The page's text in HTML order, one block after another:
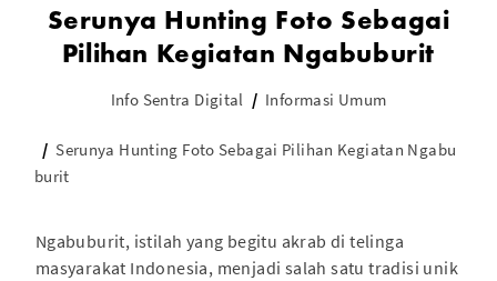
Serunya Hunting Foto Sebagai
Pilihan Kegiatan Ngabuburit
Info Sentra Digital Informasi Umum
Serunya Hunting Foto Sebagai Pilihan Kegiatan Ngabu
burit
Ngabuburit, istilah yang begitu akrab di telinga
masyarakat Indonesia, menjadi salah satu tradisi unik